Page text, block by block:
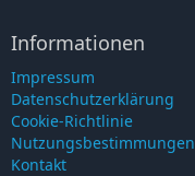
Informationen
Impressum
Datenschutzerklärung
Cookie-Richtlinie
Nutzungsbestimmungen
Kontakt